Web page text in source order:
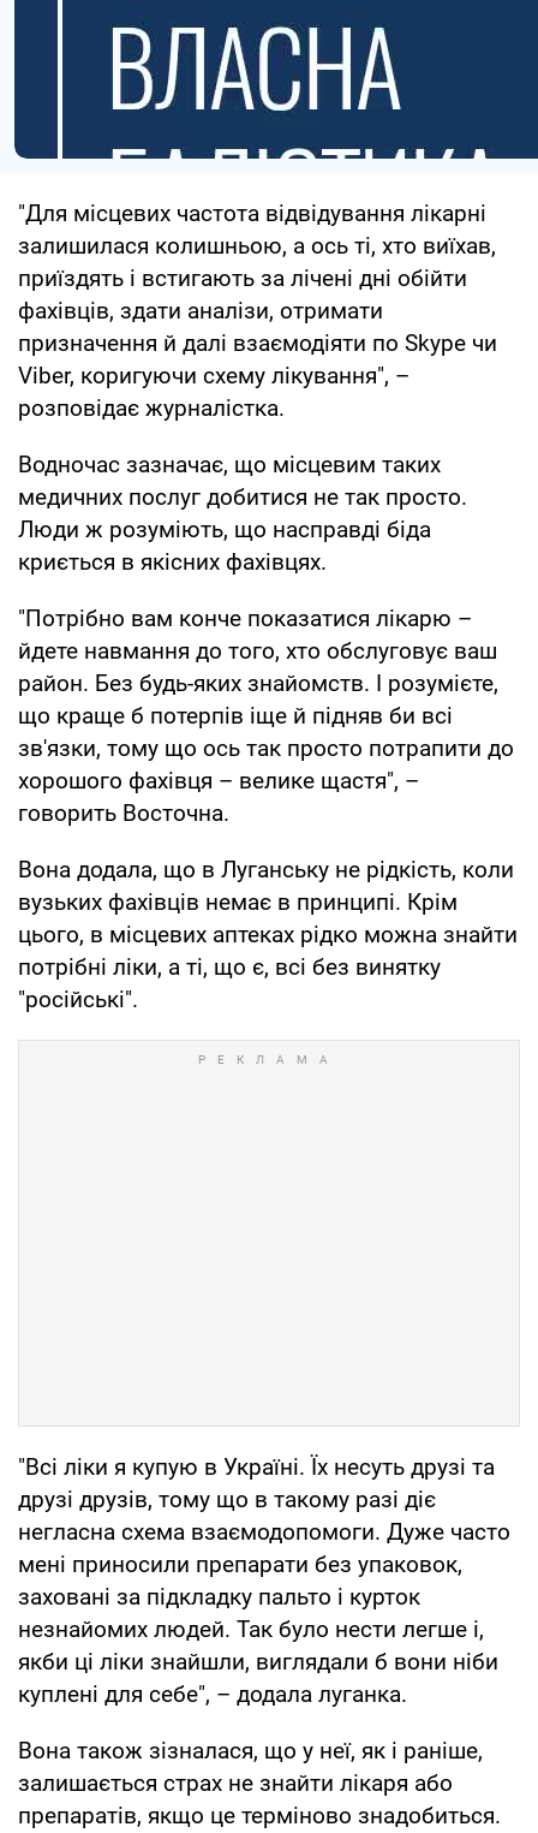
"Для місцевих частота відвідування лікарні
залишилася колишньою, а ось ті, хто виїхав,
приїздять і встигають за лічені дні обійти
фахівців, здати аналізи, отримати
призначення й далі взаємодіяти по Skype чи
Viber, коригуючи схему лікування", –
розповідає журналістка.
Водночас зазначає, що місцевим таких
медичних послуг добитися не так просто.
Люди ж розуміють, що насправді біда
криється в якісних фахівцях.
"Потрібно вам конче показатися лікарю –
йдете навмання до того, хто обслуговує ваш
район. Без будь-яких знайомств. І розумієте,
що краще б потерпів іще й підняв би всі
зв'язки, тому що ось так просто потрапити до
хорошого фахівця – велике щастя", –
говорить Восточна.
Вона додала, що в Луганську не рідкість, коли
вузьких фахівців немає в принципі. Крім
цього, в місцевих аптеках рідко можна знайти
потрібні ліки, а ті, що є, всі без винятку
"російські".
"Всі ліки я купую в Україні. Їх несуть друзі та
друзі друзів, тому що в такому разі діє
негласна схема взаємодопомоги. Дуже часто
мені приносили препарати без упаковок,
заховані за підкладку пальто і курток
незнайомих людей. Так було нести легше і,
якби ці ліки знайшли, виглядали б вони ніби
куплені для себе", – додала луганка.
Вона також зізналася, що у неї, як і раніше,
залишається страх не знайти лікаря або
препаратів, якщо це терміново знадобиться.